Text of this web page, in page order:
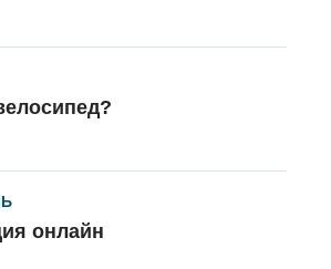
онлайн